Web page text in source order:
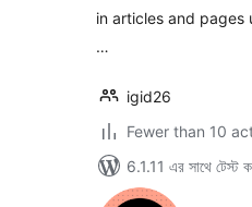
in articles and pages
…
igid26
Fewer than 10
6.1.11 এর সাথে টেস্ট